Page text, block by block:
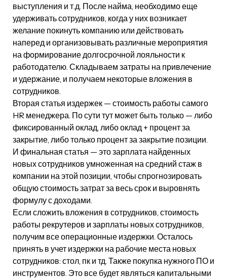
выступления и т.д. После найма, необходимо еще
удерживать сотрудников, когда у них возникает
желание покинуть компанию или действовать
наперед и организовывать различные мероприятия
на формирование долгосрочной лояльности к
работодателю. Складываем затраты на привлечение
и удержание, и получаем некоторые вложения в
сотрудников.
Вторая статья издержек — стоимость работы самого
HR менеджера. По сути тут может быть только — либо
фиксированный оклад, либо оклад + процент за
закрытие, либо только процент за закрытие позиции.
И финальная статья — это зарплата найденных
новых сотрудников умноженная на средний стаж в
компании на этой позиции, чтобы спрогнозировать
общую стоимость затрат за весь срок и выровнять
формулу с доходами.
Если сложить вложения в сотрудников, стоимость
работы рекрутеров и зарплаты новых сотрудников,
получим все операционные издержки. Осталось
принять в учет издержки на рабочие места новых
сотрудников: стол, пк и тд. Также покупка нужного ПО и
инструментов. Это все будет являться капитальными